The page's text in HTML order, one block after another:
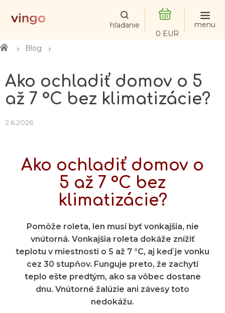
obsah
NÁKUPNÝ
KOŠÍK
Domov
Blog
Ako ochladiť domov o 5
až 7 °C bez klimatizácie?
2.6.2026
Ako ochladiť domov o
5 až 7 °C bez
klimatizácie?
Pomôže roleta, len musí byť vonkajšia, nie
vnútorná. Vonkajšia roleta dokáže znížiť
teplotu v miestnosti o 5 až 7 °C, aj keď je vonku
cez 30 stupňov. Funguje preto, že zachytí
teplo ešte predtým, ako sa vôbec dostane
dnu. Vnútorné žalúzie ani závesy toto
nedokážu.